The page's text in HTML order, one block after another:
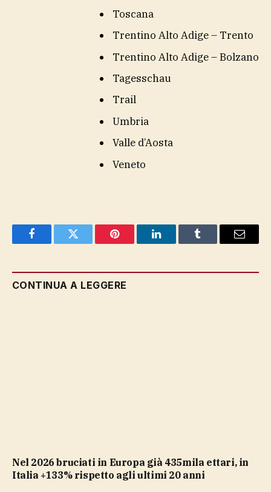
Toscana
Trentino Alto Adige – Trento
Trentino Alto Adige – Bolzano
Tagesschau
Trail
Umbria
Valle d’Aosta
Veneto
FacebookTwitter Pinterest LinkedInTumblr Email
CONTINUA A LEGGERE
nel 2026 bruciati in Europa già 435mila ettari, in
Italia +133% rispetto agli ultimi 20 anni